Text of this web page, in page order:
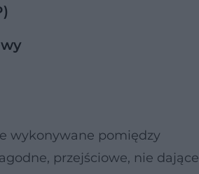
wykonywane pomiędzy
przejściowe, nie dające